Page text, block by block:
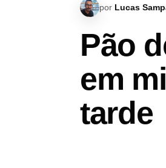
por Lucas
Pão
em
tarde